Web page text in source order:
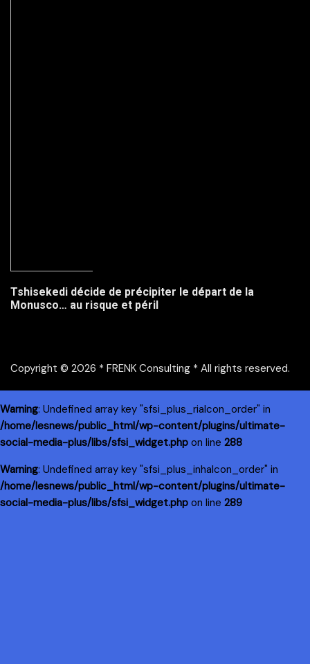
Tshisekedi décide de précipiter le départ de la
Monusco… au risque et péril
Copyright © 2026 * FRENK Consulting * All rights reserved.
Warning: Undefined array key "sfsi_plus_riaIcon_order" in
/home/lesnews/public_html/wp-content/plugins/ultimate-
social-media-plus/libs/sfsi_widget.php on line 288
Warning: Undefined array key "sfsi_plus_inhaIcon_order" in
/home/lesnews/public_html/wp-content/plugins/ultimate-
social-media-plus/libs/sfsi_widget.php on line 289